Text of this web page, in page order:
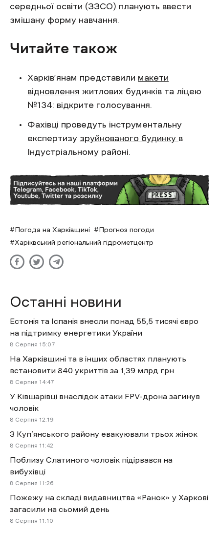
середньої освіти (ЗЗСО) планують ввести
змішану форму навчання.
Читайте також
Харків’янам представили макети
відновлення житлових будинків та ліцею
№134: відкрите голосування.
Фахівці проведуть інструментальну
експертизу зруйнованого будинку в
Індустріальному районі.
Погода на Харківщині
Прогноз погоди
Харіквський регіональний гідрометцентр
Останні новини
Естонія та Іспанія внесли понад 55,5 тисячі євро
на підтримку енергетики України
8 Cерпня 15:07
На Харківщині та в інших областях планують
встановити 840 укриттів за 1,39 млрд грн
8 Cерпня 14:47
У Ківшарівці внаслідок атаки FPV-дрона загинув
чоловік
8 Cерпня 12:19
З Куп’янського району евакуювали трьох жінок
8 Cерпня 11:42
Поблизу Слатиного чоловік підірвався на
вибухівці
8 Cерпня 11:26
Пожежу на складі видавництва «Ранок» у Харкові
загасили на сьомий день
8 Cерпня 11:10